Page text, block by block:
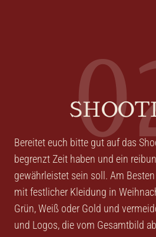
Bereitet euch bitte gut auf das
begrenzt Zeit haben und ein
gewährleistet sein soll. Am
mit festlicher Kleidung in
Grün, Weiß oder Gold und
und Logos, die vom Gesamtbild